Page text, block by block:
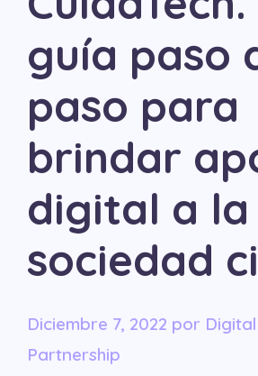
guía paso
paso para
brindar
digital a la
sociedad
diciembre 7, 2022 por
Partnership